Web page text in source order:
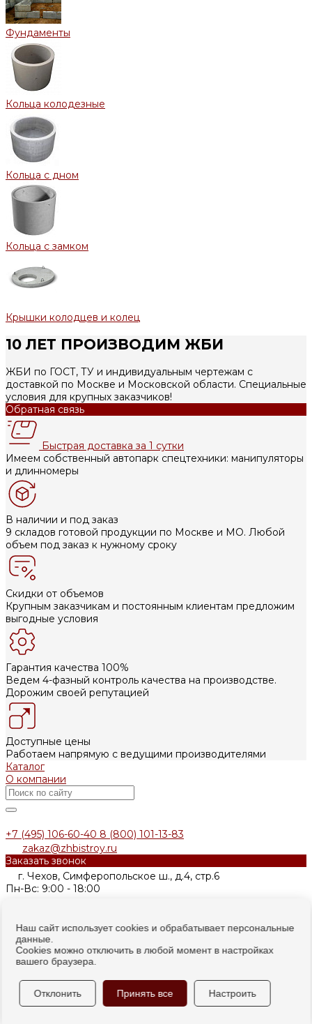
Фундаменты
Кольца колодезные
Кольца с дном
Кольца с замком
Крышки колодцев и колец
10 ЛЕТ ПРОИЗВОДИМ ЖБИ
ЖБИ по ГОСТ, ТУ и индивидуальным чертежам с
доставкой по Москве и Московской области. Специальные
условия для крупных заказчиков!
Обратная связь
Быстрая доставка за 1 сутки
Имеем собственный автопарк спецтехники: манипуляторы
и длинномеры
В наличии и под заказ
9 складов готовой продукции по Москве и МО. Любой
объем под заказ к нужному сроку
Скидки от объемов
Крупным заказчикам и постоянным клиентам предложим
выгодные условия
Гарантия качества 100%
Ведем 4-фазный контроль качества на производстве.
Дорожим своей репутацией
Доступные цены
Работаем напрямую с ведущими производителями
Каталог
О компании
+7 (495) 106-60-40 8 (800) 101-13-83
zakaz@zhbistroy.ru
Заказать звонок
г. Чехов, Симферопольское ш., д.4, стр.6
Пн-Вс: 9:00 - 18:00
офертой (ст. 437 ГК РФ)
© 2026 zhbistroy.ru, Все права защищены
Наш сайт использует cookies и обрабатывает персональные
данные.
Cookies можно отключить в любой момент в настройках
вашего браузера.
Отклонить Принять все Настроить